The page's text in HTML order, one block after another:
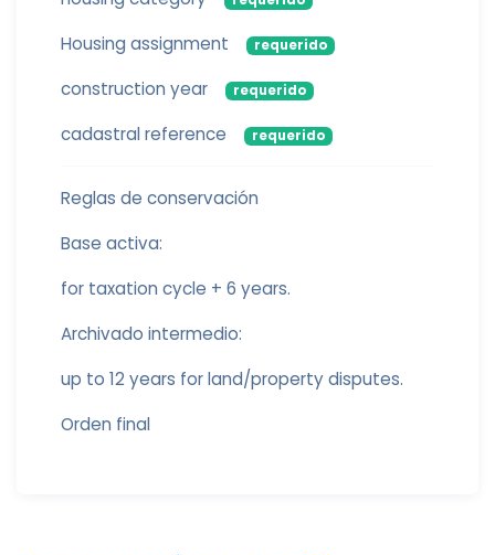
Housing assignment requerido
construction year requerido
cadastral reference requerido
Reglas de conservación
Base activa:
for taxation cycle + 6 years.
Archivado intermedio:
up to 12 years for land/property disputes.
Orden final